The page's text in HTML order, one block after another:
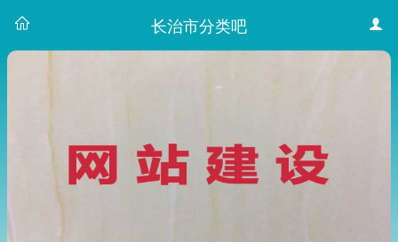
长治市分类吧